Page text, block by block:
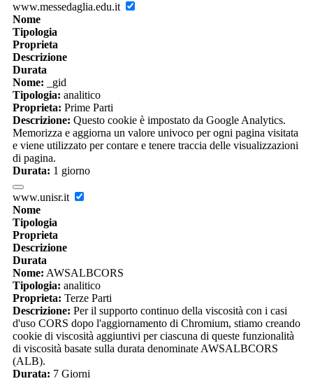
www.messedaglia.edu.it
Nome
Tipologia
Proprieta
Descrizione
Durata
Nome: _gid
Tipologia: analitico
Proprieta: Prime Parti
Descrizione: Questo cookie è impostato da Google Analytics.
Memorizza e aggiorna un valore univoco per ogni pagina visitata
e viene utilizzato per contare e tenere traccia delle visualizzazioni
di pagina.
Durata: 1 giorno
www.unisr.it
Nome
Tipologia
Proprieta
Descrizione
Durata
Nome: AWSALBCORS
Tipologia: analitico
Proprieta: Terze Parti
Descrizione: Per il supporto continuo della viscosità con i casi
d'uso CORS dopo l'aggiornamento di Chromium, stiamo creando
cookie di viscosità aggiuntivi per ciascuna di queste funzionalità
di viscosità basate sulla durata denominate AWSALBCORS
(ALB).
Durata: 7 Giorni